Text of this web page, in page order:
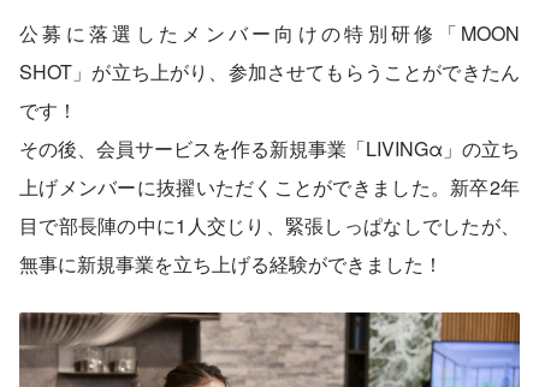
公募に落選したメンバー向けの特別研修「MOON
SHOT」が立ち上がり、参加させてもらうことができたん
です！
その後、会員サービスを作る新規事業「LIVINGα」の立ち
上げメンバーに抜擢いただくことができました。新卒2年
目で部長陣の中に1人交じり、緊張しっぱなしでしたが、
無事に新規事業を立ち上げる経験ができました！